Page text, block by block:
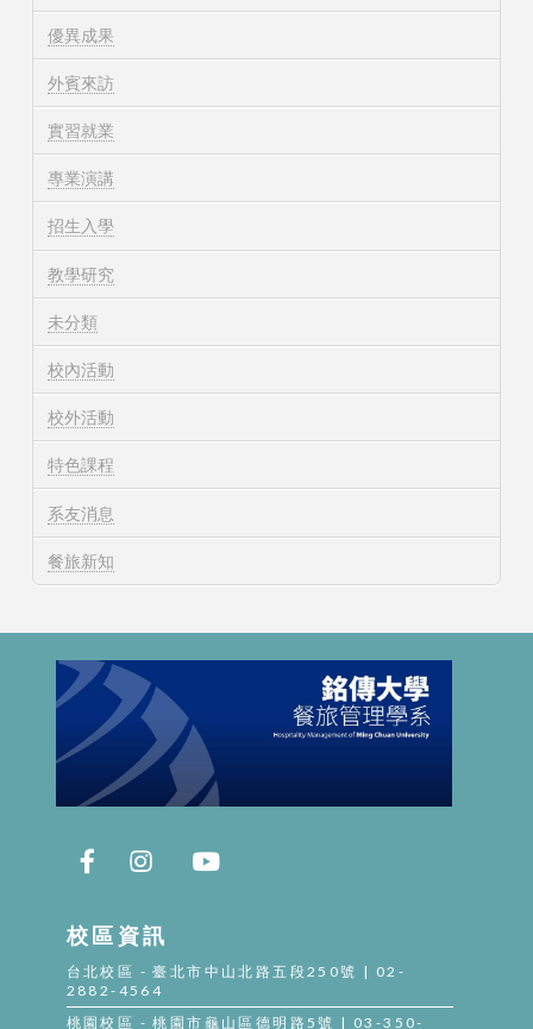
優異成果
外賓來訪
實習就業
專業演講
招生入學
教學研究
未分類
校內活動
校外活動
特色課程
系友消息
餐旅新知
校區資訊
台北校區 - 臺北市中山北路五段250號 | 02-
2882-4564
桃園校區 - 桃園市龜山區德明路5號 | 03-350-